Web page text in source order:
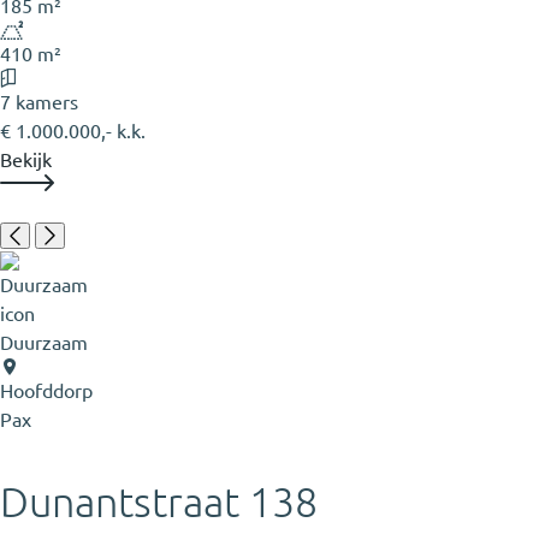
185 m²
410 m²
7 kamers
€ 1.000.000,- k.k.
Bekijk
Duurzaam
Hoofddorp
Pax
Dunantstraat 138